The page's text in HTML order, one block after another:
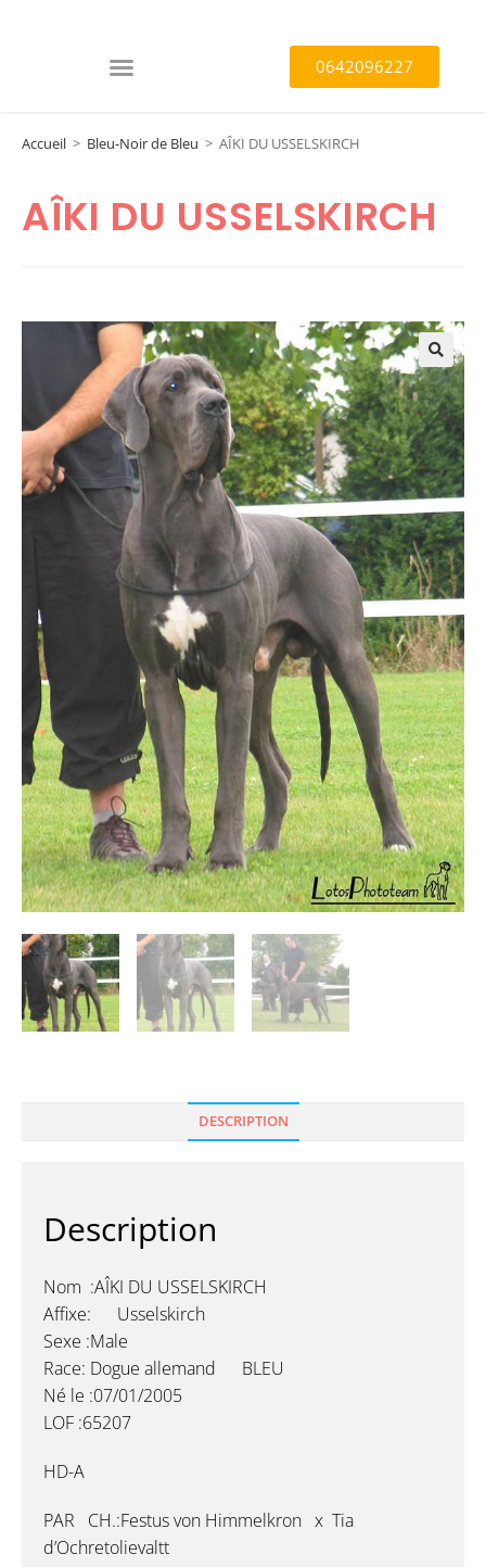
0642096227
Accueil > Bleu-Noir de Bleu > AÎKI DU USSELSKIRCH
AÎKI DU USSELSKIRCH
🔍
DESCRIPTION
Description
Nom :AÎKI DU USSELSKIRCH
Affixe: Usselskirch
Sexe :Male
Race: Dogue allemand BLEU
Né le :07/01/2005
LOF :65207
HD-A
PAR CH.:Festus von Himmelkron x Tia
d’Ochretolievaltt